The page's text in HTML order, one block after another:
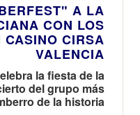
A LA
CON LOS
CASINO CIRSA
VALENCIA
la fiesta de la
del grupo más
de la historia